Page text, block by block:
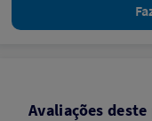
Avaliações